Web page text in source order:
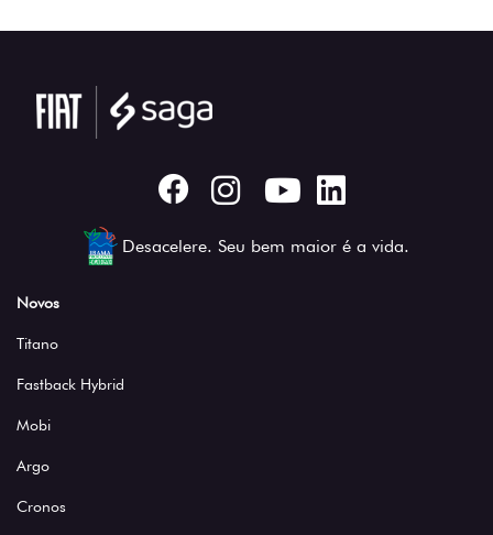
Desacelere. Seu bem maior é a vida.
Novos
Titano
Fastback Hybrid
Mobi
Argo
Cronos